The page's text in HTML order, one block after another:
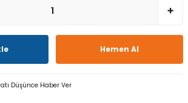
Hemen Al
Düşünce Haber Ver